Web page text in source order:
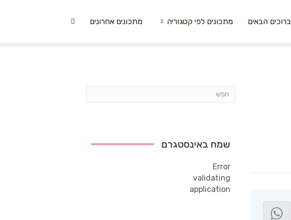
ברוכים הבאים מתכונים לפי קטגוריה מתכונים אחרונים
שמח באינסטגרם
Error
validating
application